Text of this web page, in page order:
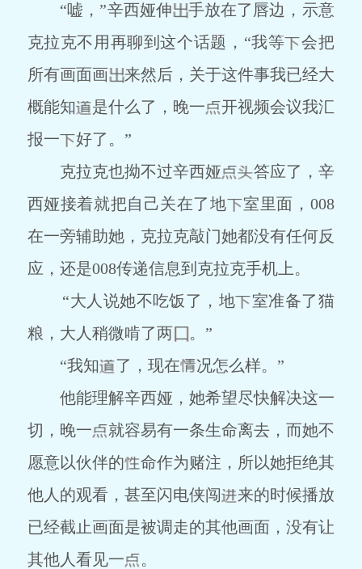
“嘘，”辛西娅伸
手放在了唇边，示意
克拉克不用再聊到这个话题，“我等
会把
所有画面画
来然后，关于这件事我已经大
概能知
是什么了，晚一
开视频会议我汇
报一
好了。”
克拉克也拗不过辛西娅
答应了，辛
西娅接着就把自己关在了地
室里面，008
在一旁辅助她，克拉克敲门她都没有任何反
应，还是008传递信息到克拉克手机上。
“大人说她不吃饭了，地
室准备了猫
粮，大人稍微啃了两
。”
“我知
了，现在
况怎么样。”
他能理解辛西娅，她希望尽快解决这一
切，晚一
就容易有一条生命离去，而她不
愿意以伙伴的
命作为赌注，所以她拒绝其
他人的观看，甚至闪电侠闯
来的时候播放
已经截止画面是被调走的其他画面，没有让
其他人看见一
。